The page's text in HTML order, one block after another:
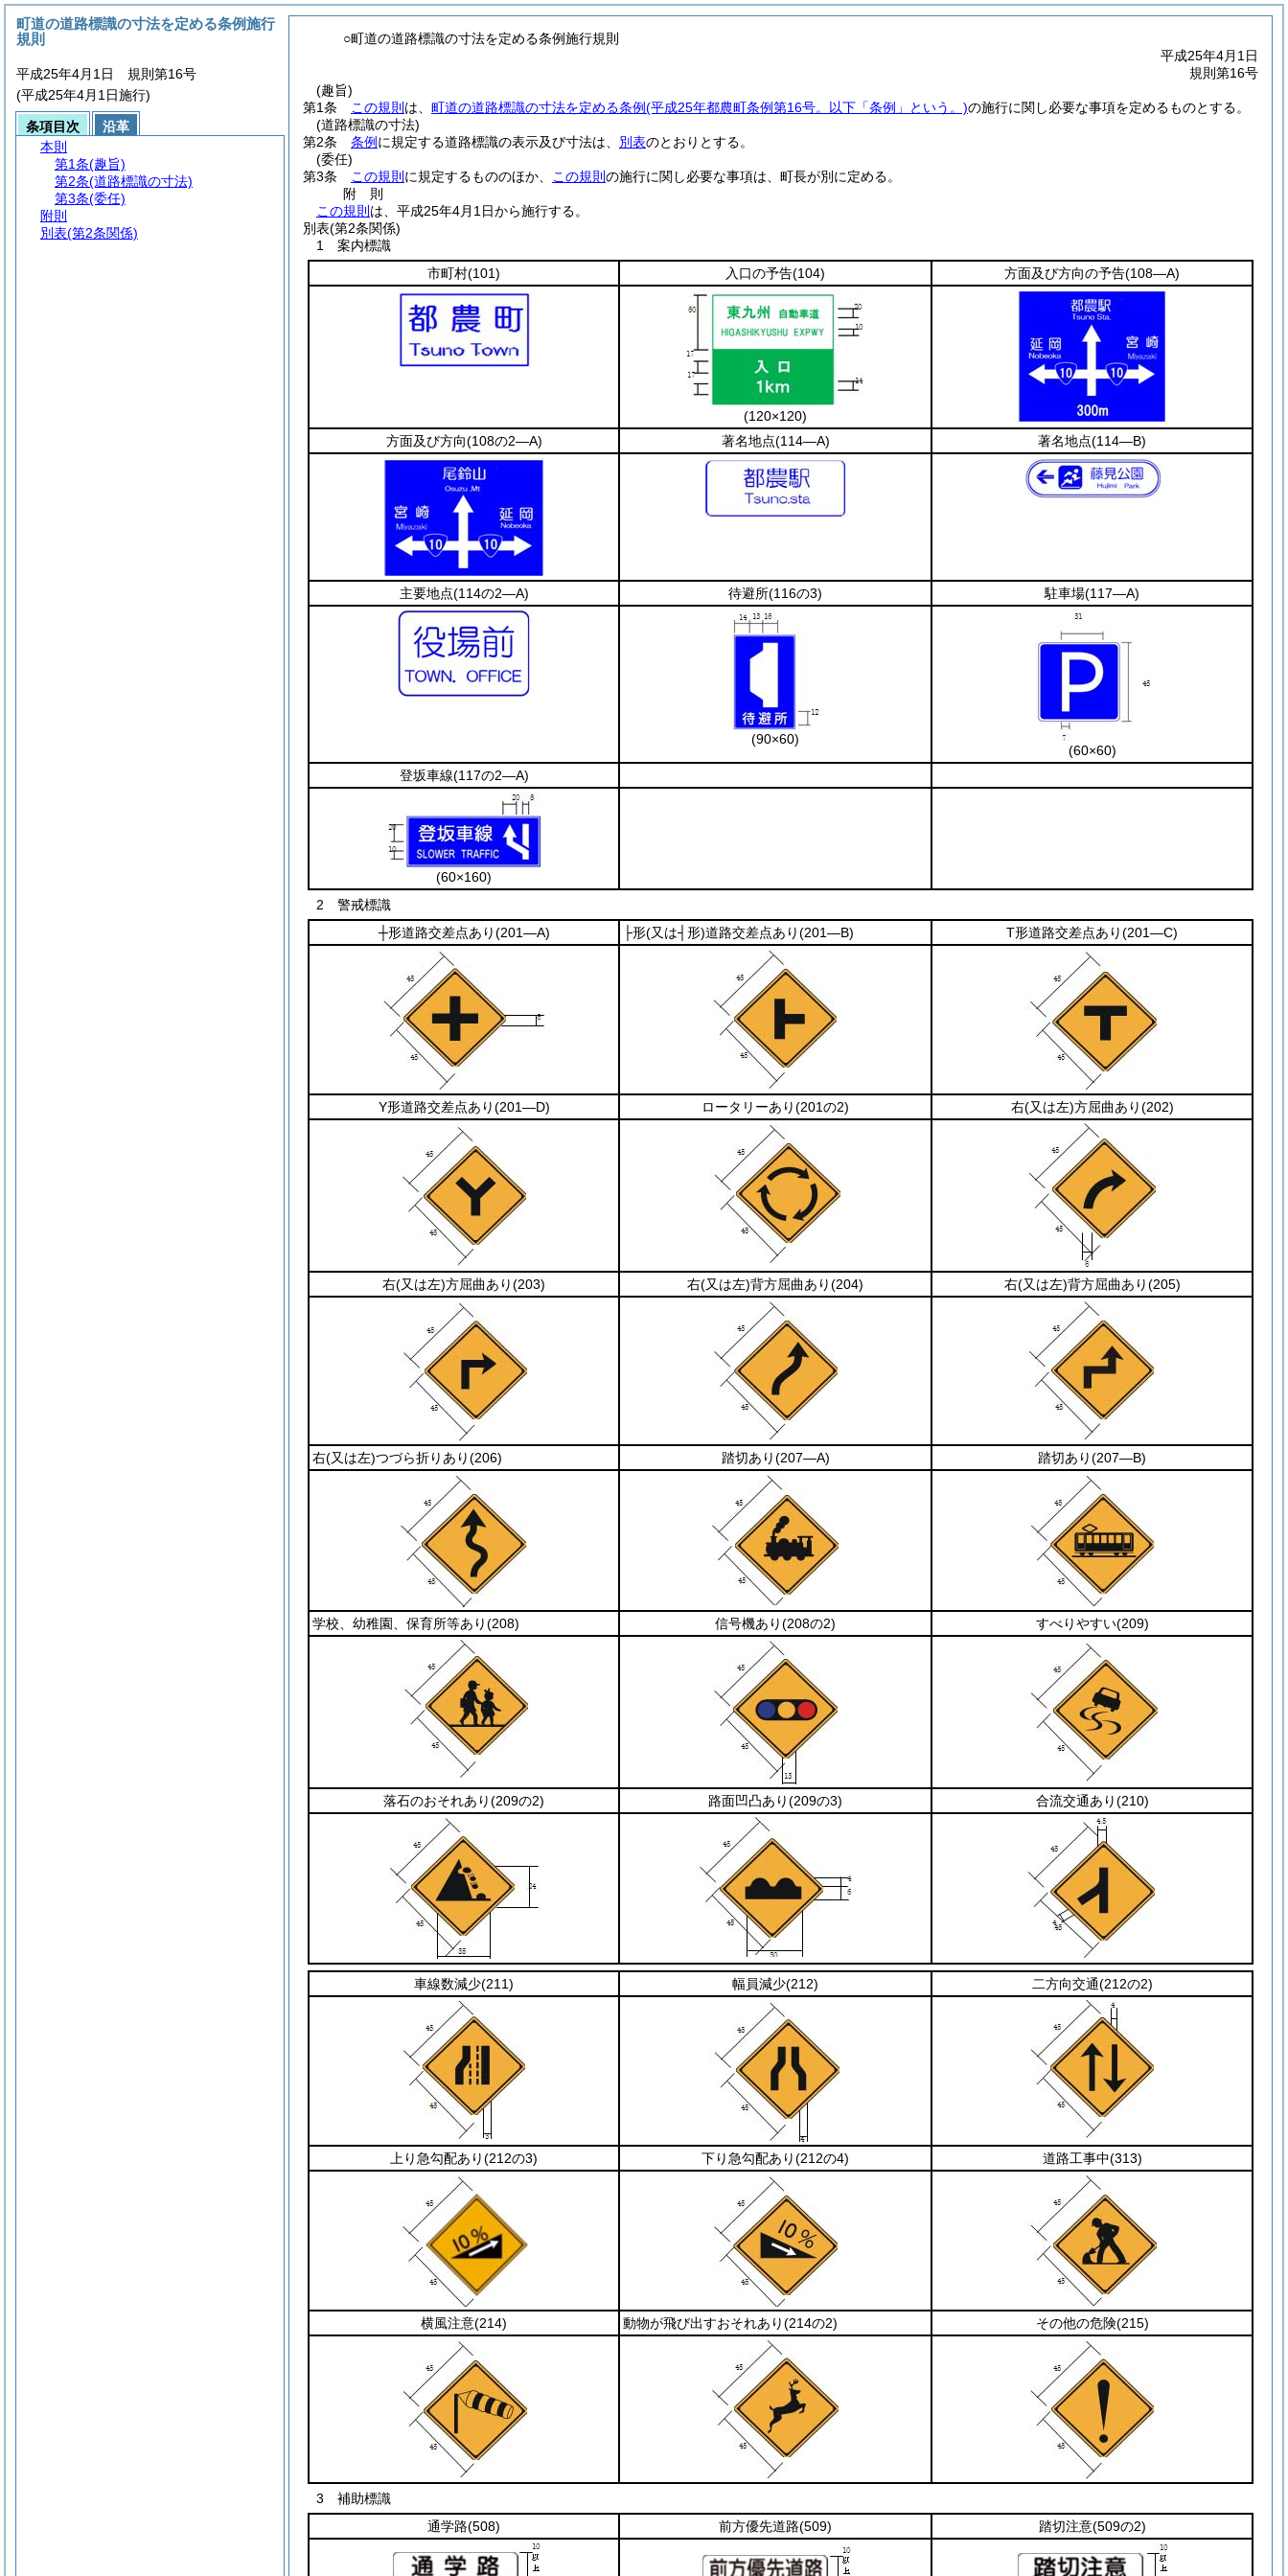
○町道の道路標識の寸法を定める条例施行規則
平成25年4月1日
規則第16号
(趣旨)
第1条
この規則 は、 町道の道路標識の寸法を定める条例(平成25年都農町条例第16号。以下「条例」という。)の施行に関し必要な事項を定めるものとする。
(道路標識の寸法)
第2条
条例 に規定する道路標識の表示及び寸法は、 別表のとおりとする。
(委任)
第3条
この規則 に規定するもののほか、 この規則 の施行に関し必要な事項は、町長が別に定める。
附 則
この規則 は、平成25年4月1日から施行する。
別表(第2条関係)
1 案内標識
市町村(101) 入口の予告(104) 方面及び方向の予告(108―A)
(120×120)
方面及び方向(108の2―A) 著名地点(114―A) 著名地点(114―B)
主要地点(114の2―A) 待避所(116の3) 駐車場(117―A)
(90×60)
(60×60)
登坂車線(117の2―A)
(60×160)
2 警戒標識
┼形道路交差点あり(201―A) ├形(又は┤形)道路交差点あり(201―B) T形道路交差点あり(201―C)
Y形道路交差点あり(201―D) ロータリーあり(201の2) 右(又は左)方屈曲あり(202)
右(又は左)方屈曲あり(203) 右(又は左)背方屈曲あり(204) 右(又は左)背方屈曲あり(205)
右(又は左)つづら折りあり(206) 踏切あり(207―A) 踏切あり(207―B)
学校、幼稚園、保育所等あり(208) 信号機あり(208の2) すべりやすい(209)
落石のおそれあり(209の2) 路面凹凸あり(209の3) 合流交通あり(210)
車線数減少(211) 幅員減少(212) 二方向交通(212の2)
上り急勾配あり(212の3) 下り急勾配あり(212の4) 道路工事中(313)
横風注意(214) 動物が飛び出すおそれあり(214の2) その他の危険(215)
3 補助標識
通学路(508) 前方優先道路(509) 踏切注意(509の2)
町道の道路標識の寸法を定める条例施行
規則
平成25年4月1日 規則第16号
(平成25年4月1日施行)
条項目次
沿革
本則
第1条(趣旨)
第2条(道路標識の寸法)
第3条(委任)
附則
別表(第2条関係)